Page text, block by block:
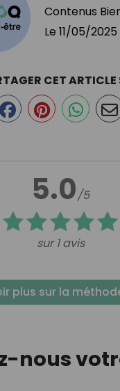
Contenus
Le 11/05/2025
5.0/5
sur 1 avis
CET ARTICLE
plus sur la
nous